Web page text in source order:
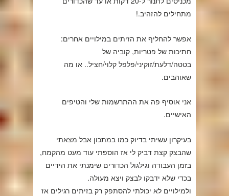
מתחילים להזהיב.!
אפשר להחליף את הזיתים במילויים אחרים:
חתיכות של פטריות, קוביה של
בטטה/דלעת/זוקיני/פלפל קלוי/חציל.. או מה
שאוהבים.
אני אוסיף פה את ההתרשמות שלי והטיפים
האישיים.
בעיקרון עשיתי בדיוק כמו במתכון אבל מצאתי
שהבצק קצת דביק לי אז הוספתי עוד מעט מהקמח,
בזמן העבודה וגילגול הכדורים שימנתי את הידיים
בכדי שלא ידבקו לבצק ויצא מעולה.
ולמילויים לא יכולתי להסתפק רק בזיתים רגילים אז